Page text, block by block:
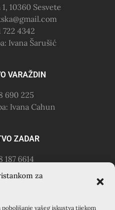
za
vašeg iskustva tijekom
10360 Sesvete
722 4342
Ivana Šarušić
VARAŽDIN
690 225
Ivana Cahun
ZADAR
187 6614
Ružica Anušić
18-21h